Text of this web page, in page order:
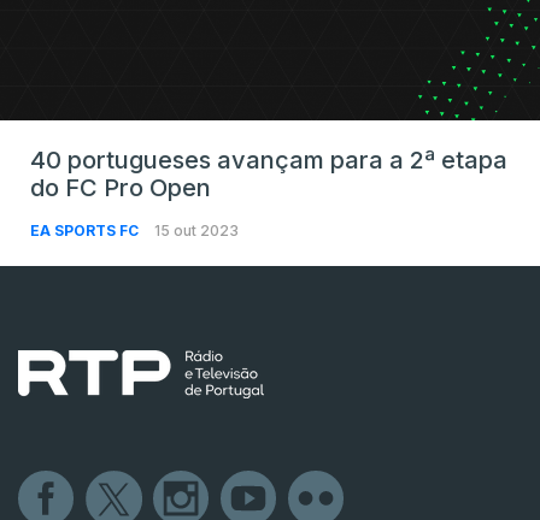
40 portugueses avançam para a 2ª etapa
do FC Pro Open
EA SPORTS FC 15 out 2023